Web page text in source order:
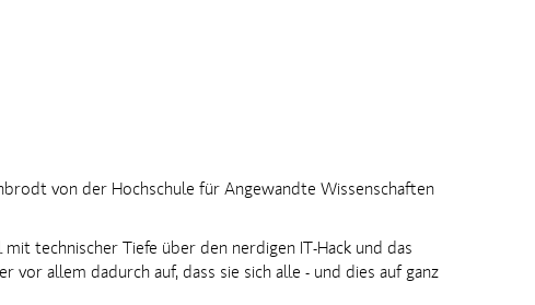
von der Hochschule für Angewandte Wissenschaften
technischer Tiefe über den nerdigen IT-Hack und das
allem dadurch auf, dass sie sich alle - und dies auf ganz